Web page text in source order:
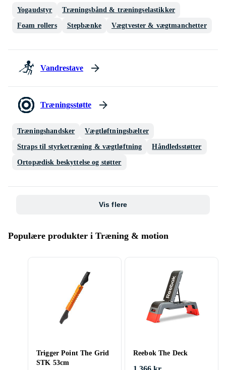
Yogaudstyr Træningsbånd & træningselastikker
Foam rollers Stepbænke Vægtvester & vægtmanchetter
Vandrestave
Træningsstøtte
Træningshandsker Vægtløftningsbælter
Straps til styrketræning & vægtløftning Håndledsstøtter
Ortopædisk beskyttelse og støtter
Vis flere
Populære produkter i Træning & motion
Trigger Point The Grid
STK 53cm
Reebok The Deck